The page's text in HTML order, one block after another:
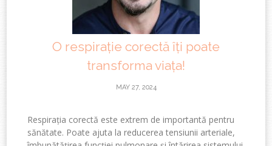
O respirație corectă îți poate
transforma viața!
MAY 27, 2024
Respirația corectă este extrem de importantă pentru
sănătate. Poate ajuta la reducerea tensiunii arteriale,